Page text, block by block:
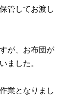
管してお渡し
が、お布団が
ました。
業となりまし